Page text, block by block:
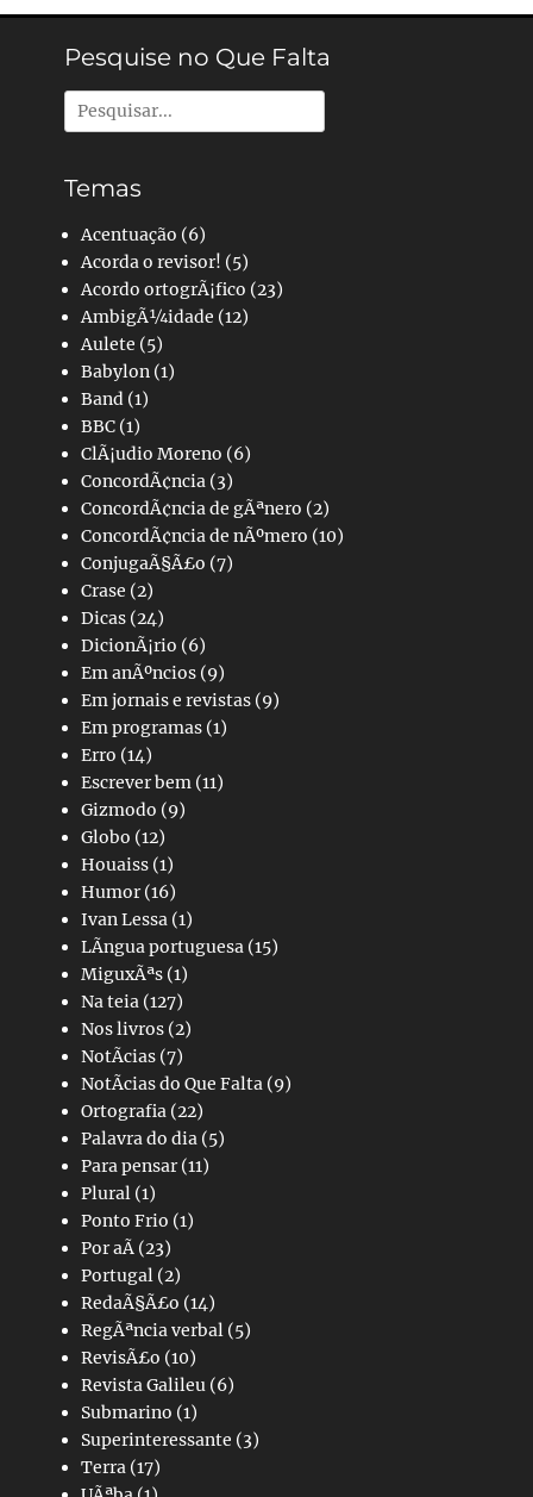
Pesquise no Que Falta
Pesquisar
por:
Temas
Acentuação (6)
Acorda o revisor! (5)
Acordo ortogrÃ¡fico (23)
AmbigÃ¼idade (12)
Aulete (5)
Babylon (1)
Band (1)
BBC (1)
ClÃ¡udio Moreno (6)
ConcordÃ¢ncia (3)
ConcordÃ¢ncia de gÃªnero (2)
ConcordÃ¢ncia de nÃºmero (10)
ConjugaÃ§Ã£o (7)
Crase (2)
Dicas (24)
DicionÃ¡rio (6)
Em anÃºncios (9)
Em jornais e revistas (9)
Em programas (1)
Erro (14)
Escrever bem (11)
Gizmodo (9)
Globo (12)
Houaiss (1)
Humor(16)
Ivan Lessa (1)
LÃ­ngua portuguesa (15)
MiguxÃªs (1)
Na teia (127)
Nos livros (2)
NotÃ­cias (7)
NotÃ­cias do Que Falta (9)
Ortografia (22)
Palavra do dia (5)
Para pensar(11)
Plural (1)
Ponto Frio (1)
Por aÃ­ (23)
Portugal (2)
RedaÃ§Ã£o (14)
RegÃªncia verbal (5)
RevisÃ£o (10)
Revista Galileu (6)
Submarino (1)
Superinteressante (3)
Terra (17)